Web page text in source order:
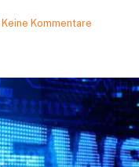
Keine Kommentare